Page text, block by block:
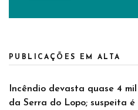
PUBLICAÇÕES EM ALTA
Incêndio devasta quase 4
da Serra do Lopo; suspeita